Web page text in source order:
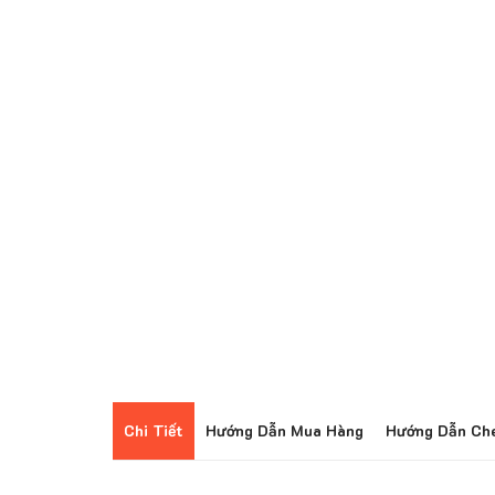
Chi Tiết Hướng Dẫn Mua Hàng Hướng Dẫn